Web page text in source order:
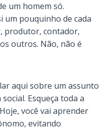
um homem só.
um pouquinho de cada
produtor, contador,
outros. Não, não é
aqui sobre um assunto
Esqueça toda a
você vai aprender
evitando